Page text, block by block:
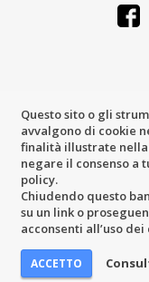
Questo sito o gli
avvalgono di cookie
finalità illustrate nella
negare il consenso a
policy.
Chiudendo questo
su un link o
acconsenti all’uso dei